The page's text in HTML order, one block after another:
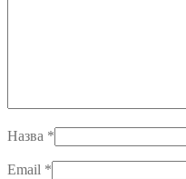
Назва *
Email *